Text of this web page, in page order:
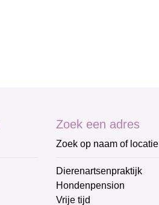
Zoek een adres
Zoek op naam of locatie
Dierenartsenpraktijk
Hondenpension
Vrije tijd